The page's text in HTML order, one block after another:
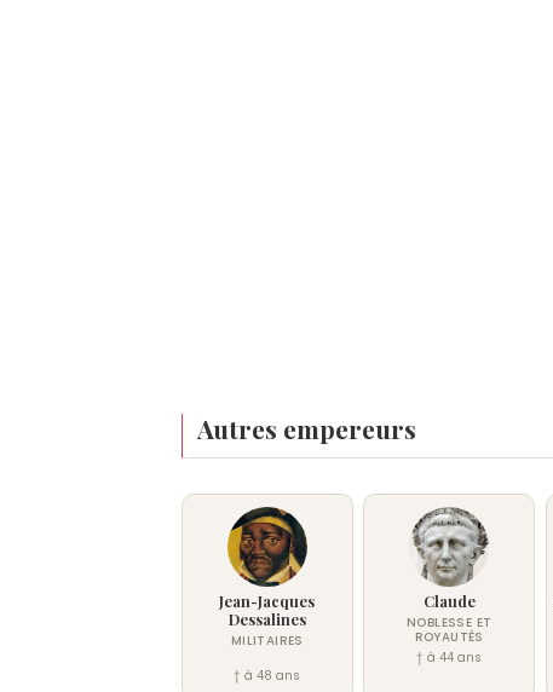
Autres empereurs
Jean-Jacques
Dessalines
MILITAIRES
† à 48 ans
Claude
NOBLESSE ET
ROYAUTÉS
† à 44 ans